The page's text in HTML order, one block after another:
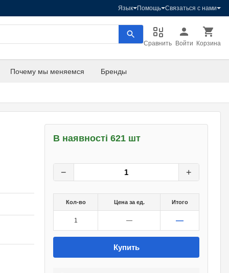
Язык Помощь Связаться с нами
Сравнить Войти Корзина
Почему мы меняемся Бренды
В наявності 621 шт
− +
Кол-во Цена за ед. Итого
1 — —
Купить